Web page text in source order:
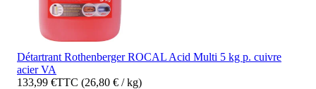
Détartrant Rothenberger ROCAL Acid Multi 5 kg p. cuivre
acier VA
133,99 €TTC (26,80 € / kg)